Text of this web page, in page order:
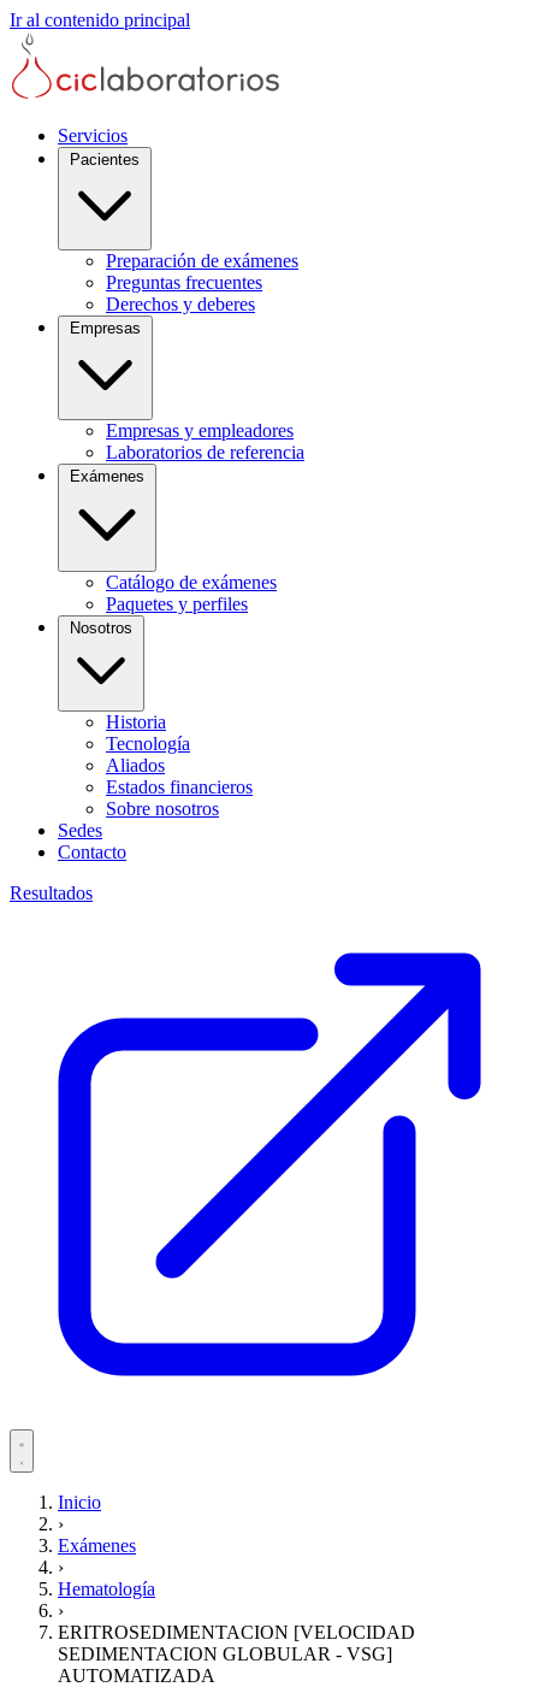
Ir al contenido principal
Servicios
Preparación de exámenes
Preguntas frecuentes
Derechos y deberes
Empresas y empleadores
Laboratorios de referencia
Catálogo de exámenes
Paquetes y perfiles
Historia
Tecnología
Aliados
Estados financieros
Sobre nosotros
Sedes
Contacto
Resultados
Servicios
Inicio
›
Exámenes
›
Hematología
›
ERITROSEDIMENTACION [VELOCIDAD
SEDIMENTACION GLOBULAR - VSG]
AUTOMATIZADA